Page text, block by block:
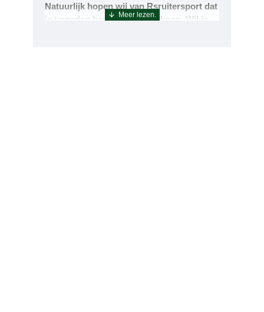
Natuurlijk hopen wij van Rsruitersport dat
je tevreden bent met uw aankoop. Wil je